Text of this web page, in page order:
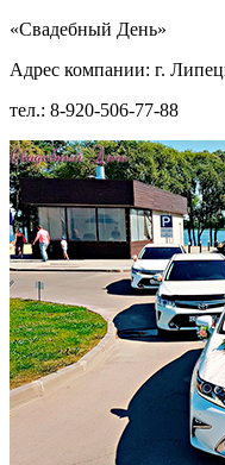
«Свадебный День»
Адрес компании: г.
тел.: 8-920-506-77-88